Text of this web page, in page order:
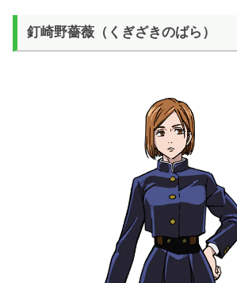
釘崎野薔薇（くぎざきのばら）